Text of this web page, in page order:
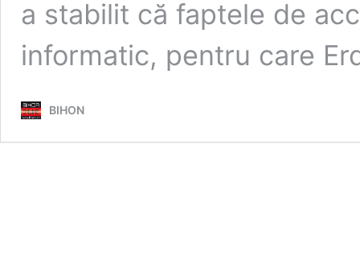
a stabilit că faptele de
informatic, pentru care
BIHON